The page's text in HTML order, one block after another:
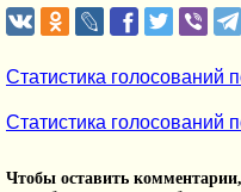
Статистика голосований
Статистика голосований
Чтобы оставить